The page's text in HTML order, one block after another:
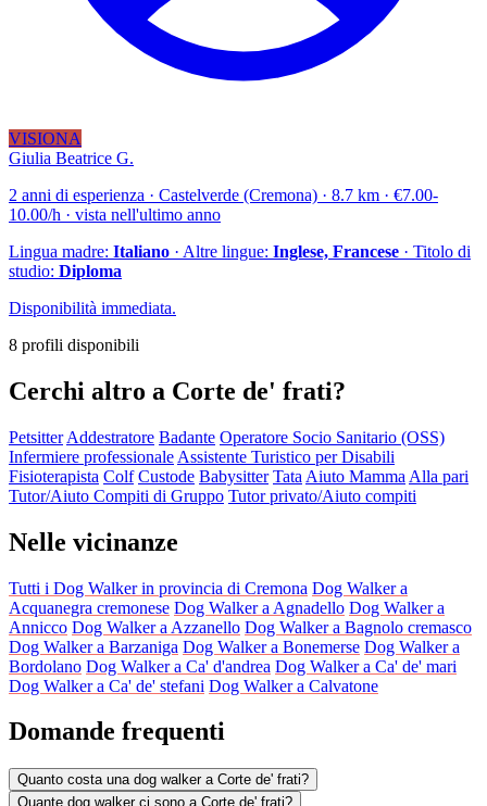
VISIONA
Giulia Beatrice G.
2 anni di esperienza · Castelverde (Cremona) · 8.7 km · €7.00-
10.00/h · vista nell'ultimo anno
Lingua madre: Italiano · Altre lingue: Inglese, Francese · Titolo di
studio: Diploma
Disponibilità immediata.
8 profili disponibili
Cerchi altro a Corte de' frati?
Petsitter Addestratore Badante Operatore Socio Sanitario (OSS)
Infermiere professionale Assistente Turistico per Disabili
Fisioterapista Colf Custode Babysitter Tata Aiuto Mamma Alla pari
Tutor/Aiuto Compiti di Gruppo Tutor privato/Aiuto compiti
Nelle vicinanze
Tutti i Dog Walker in provincia di Cremona Dog Walker a
Acquanegra cremonese Dog Walker a Agnadello Dog Walker a
Annicco Dog Walker a Azzanello Dog Walker a Bagnolo cremasco
Dog Walker a Barzaniga Dog Walker a Bonemerse Dog Walker a
Bordolano Dog Walker a Ca' d'andrea Dog Walker a Ca' de' mari
Dog Walker a Ca' de' stefani Dog Walker a Calvatone
Domande frequenti
Quanto costa una dog walker a Corte de' frati?
Quante dog walker ci sono a Corte de' frati?